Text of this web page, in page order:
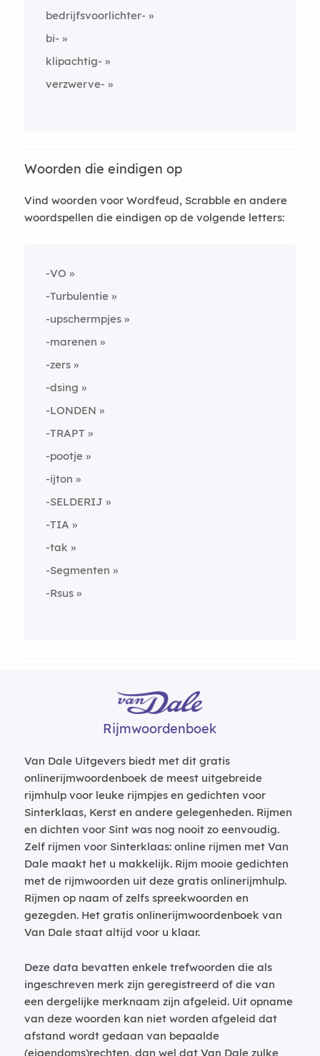
bedrijfsvoorlichter-
bi-
klipachtig-
verzwerve-
Woorden die eindigen op
Vind woorden voor Wordfeud, Scrabble en andere
woordspellen die eindigen op de volgende letters:
-VO
-Turbulentie
-upschermpjes
-marenen
-zers
-dsing
-LONDEN
-TRAPT
-pootje
-ijton
-SELDERIJ
-TIA
-tak
-Segmenten
-Rsus
Rijmwoordenboek
Van Dale Uitgevers biedt met dit gratis
onlinerijmwoordenboek de meest uitgebreide
rijmhulp voor leuke rijmpjes en gedichten voor
Sinterklaas, Kerst en andere gelegenheden. Rijmen
en dichten voor Sint was nog nooit zo eenvoudig.
Zelf rijmen voor Sinterklaas: online rijmen met Van
Dale maakt het u makkelijk. Rijm mooie gedichten
met de rijmwoorden uit deze gratis onlinerijmhulp.
Rijmen op naam of zelfs spreekwoorden en
gezegden. Het gratis onlinerijmwoordenboek van
Van Dale staat altijd voor u klaar.
Deze data bevatten enkele trefwoorden die als
ingeschreven merk zijn geregistreerd of die van
een dergelijke merknaam zijn afgeleid. Uit opname
van deze woorden kan niet worden afgeleid dat
afstand wordt gedaan van bepaalde
(eigendoms)rechten, dan wel dat Van Dale zulke